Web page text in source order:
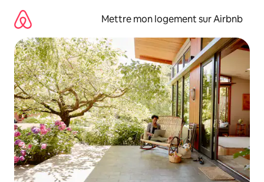
directement
contenu
Mettre mon logement sur Airbnb